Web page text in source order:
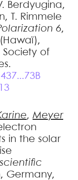
Berdyugina,
T. Rimmele
6,
Society of
.
, Meyer
in the solar
Germany,